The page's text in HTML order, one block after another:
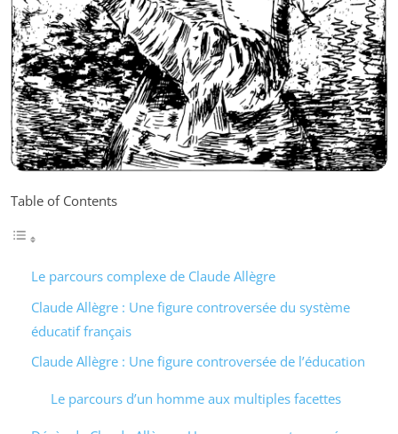
Table of Contents
Le parcours complexe de Claude Allègre
Claude Allègre : Une figure controversée du système
éducatif français
Claude Allègre : Une figure controversée de l’éducation
Le parcours d’un homme aux multiples facettes